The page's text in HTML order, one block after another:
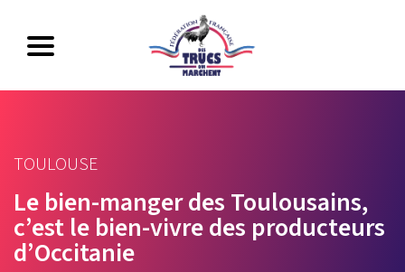
TOULOUSE
Le bien-manger des Toulousains,
c’est le bien-vivre des producteurs
d’Occitanie